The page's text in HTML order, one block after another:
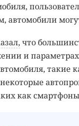
автомобили
что
и
такие
как